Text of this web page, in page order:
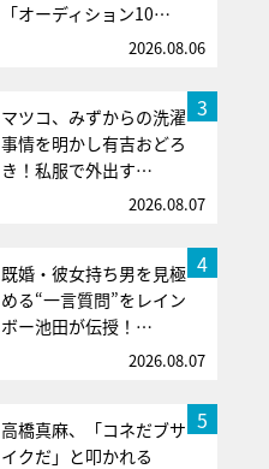
「オーディション10…
2026.08.06
3
マツコ、みずからの洗濯
事情を明かし有吉おどろ
き！私服で外出す…
2026.08.07
4
既婚・彼女持ち男を見極
める“一言質問”をレイン
ボー池田が伝授！…
2026.08.07
5
高橋真麻、「コネだブサ
イクだ」と叩かれる